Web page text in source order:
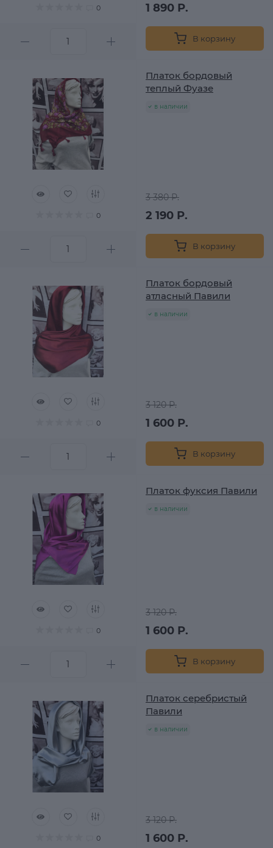
0 1 890 Р.
В корзину
0
Платок бордовый
теплый Фуазе
в наличии
3 380 Р.
2 190 Р.
В корзину
0
Платок бордовый
атласный Павили
в наличии
3 120 Р.
1 600 Р.
В корзину
0
Платок фуксия Павили
в наличии
3 120 Р.
1 600 Р.
В корзину
0
Платок серебристый
Павили
в наличии
3 120 Р.
1 600 Р.